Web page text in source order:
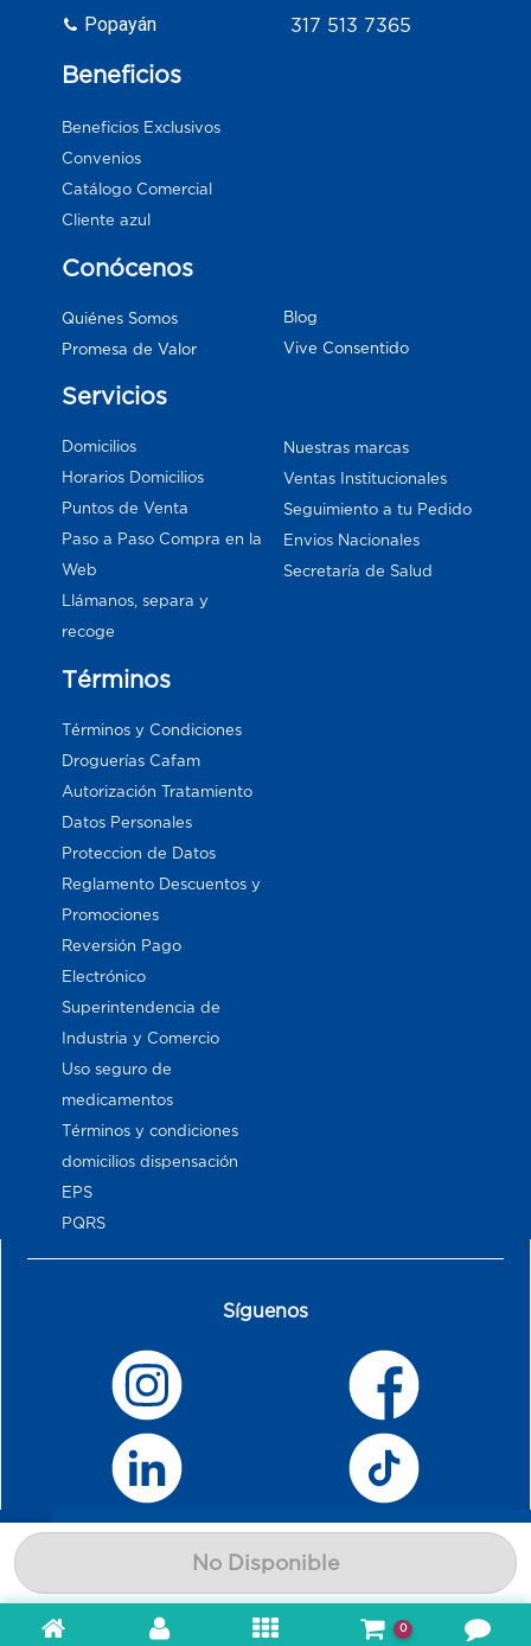
No Disponible
Popayán
317 513 7365
Beneficios
Beneficios Exclusivos
Convenios
Catálogo Comercial
Cliente azul
Conócenos
Quiénes Somos
Promesa de Valor
Blog
Vive Consentido
Servicios
Domicilios
Horarios Domicilios
Puntos de Venta
Paso a Paso Compra en la
Web
Llámanos, separa y
recoge
Nuestras marcas
Ventas Institucionales
Seguimiento a tu Pedido
Envios Nacionales
Secretaría de Salud
Términos
Términos y Condiciones
Droguerías Cafam
Autorización Tratamiento
Datos Personales
Proteccion de Datos
Reglamento Descuentos y
Promociones
Reversión Pago
Electrónico
Superintendencia de
Industria y Comercio
Uso seguro de
medicamentos
Términos y condiciones
domicilios dispensación
EPS
PQRS
Síguenos
0